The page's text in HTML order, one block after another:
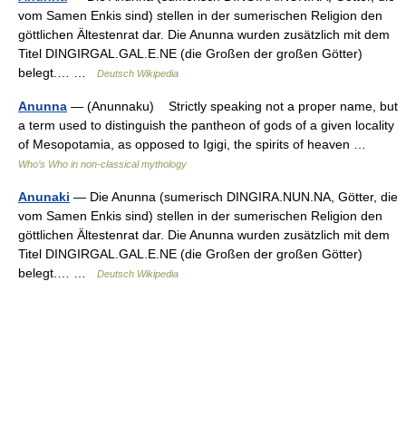
vom Samen Enkis sind) stellen in der sumerischen Religion den
göttlichen Ältestenrat dar. Die Anunna wurden zusätzlich mit dem
Titel DINGIRGAL.GAL.E.NE (die Großen der großen Götter)
belegt.… …
Deutsch Wikipedia
Anunna — (Anunnaku) Strictly speaking not a proper name, but
a term used to distinguish the pantheon of gods of a given locality
of Mesopotamia, as opposed to Igigi, the spirits of heaven …
Who’s Who in non-classical mythology
Anunaki — Die Anunna (sumerisch DINGIRA.NUN.NA, Götter, die
vom Samen Enkis sind) stellen in der sumerischen Religion den
göttlichen Ältestenrat dar. Die Anunna wurden zusätzlich mit dem
Titel DINGIRGAL.GAL.E.NE (die Großen der großen Götter)
belegt.… …
Deutsch Wikipedia